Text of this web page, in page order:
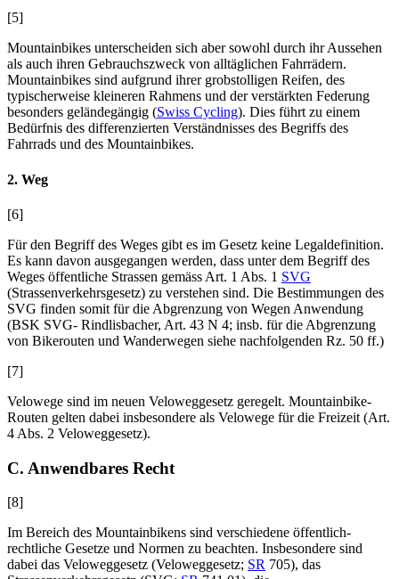
[5]
Mountainbikes unterscheiden sich aber sowohl durch ihr Aussehen
als auch ihren Gebrauchszweck von alltäglichen Fahrrädern.
Mountainbikes sind aufgrund ihrer grobstolligen Reifen, des
typischerweise kleineren Rahmens und der verstärkten Federung
besonders geländegängig (Swiss Cycling). Dies führt zu einem
Bedürfnis des differenzierten Verständnisses des Begriffs des
Fahrrads und des Mountainbikes.
2. Weg
[6]
Für den Begriff des Weges gibt es im Gesetz keine Legaldefinition.
Es kann davon ausgegangen werden, dass unter dem Begriff des
Weges öffentliche Strassen gemäss Art. 1 Abs. 1 SVG
(Strassenverkehrsgesetz) zu verstehen sind. Die Bestimmungen des
SVG finden somit für die Abgrenzung von Wegen Anwendung
(BSK SVG- Rindlisbacher, Art. 43 N 4; insb. für die Abgrenzung
von Bikerouten und Wanderwegen siehe nachfolgenden Rz. 50 ff.)
[7]
Velowege sind im neuen Veloweggesetz geregelt. Mountainbike-
Routen gelten dabei insbesondere als Velowege für die Freizeit (Art.
4 Abs. 2 Veloweggesetz).
C. Anwendbares Recht
[8]
Im Bereich des Mountainbikens sind verschiedene öffentlich-
rechtliche Gesetze und Normen zu beachten. Insbesondere sind
dabei das Veloweggesetz (Veloweggesetz; SR 705), das